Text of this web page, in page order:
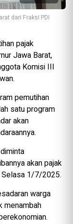
dari Fraksi PDI
pajak
Jawa Barat,
Komisi III
pemutihan
satu program
akan
akan pajak
Selasa 1/7/2025.
warga
menambah